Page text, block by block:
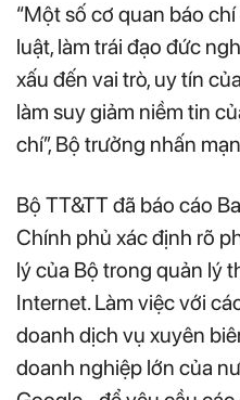
“Một số cơ quan báo
luật, làm trái đạo đức
xấu đến vai trò, uy tín
làm suy giảm niềm tin
chí”, Bộ trưởng nhấn
Bộ TT&TT đã báo cáo
Chính phủ xác định rõ
lý của Bộ trong quản lý
Internet. Làm việc với
doanh dịch vụ xuyên
doanh nghiệp lớn của